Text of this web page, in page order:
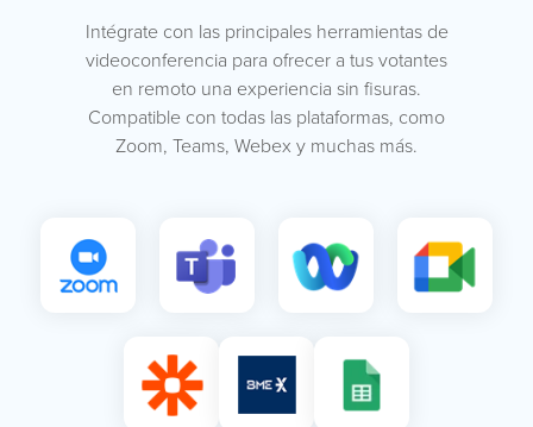
Intégrate con las principales herramientas de
videoconferencia para ofrecer a tus votantes
en remoto una experiencia sin fisuras.
Compatible con todas las plataformas, como
Zoom, Teams, Webex y muchas más.